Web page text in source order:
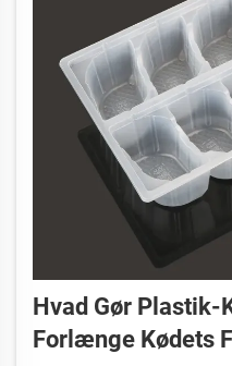
Hvad Gør Plastik-
Forlænge Kødets